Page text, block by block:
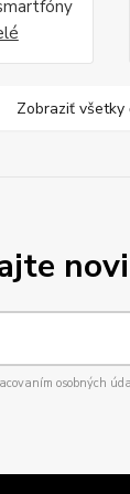
Zobraziť všetky
osobných